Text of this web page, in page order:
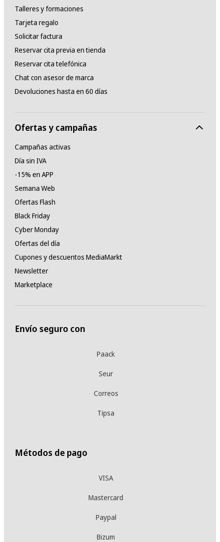
Talleres y formaciones
Tarjeta regalo
Solicitar factura
Reservar cita previa en tienda
Reservar cita telefónica
Chat con asesor de marca
Devoluciones hasta en 60 días
Ofertas y campañas
Campañas activas
Día sin IVA
-15% en APP
Semana Web
Ofertas Flash
Black Friday
Cyber Monday
Ofertas del día
Cupones y descuentos MediaMarkt
Newsletter
Marketplace
Envío seguro con
Paack
Seur
Correos
Tipsa
Métodos de pago
VISA
Mastercard
Paypal
Bizum